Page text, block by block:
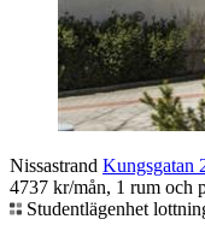
Nissastrand Kungsgatan
4737 kr/mån, 1 rum och
Studentlägenhet